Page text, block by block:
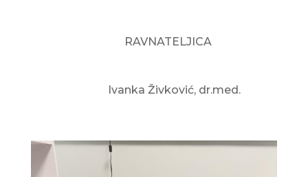
RAVNATELJICA
Ivanka Živković, dr.med.